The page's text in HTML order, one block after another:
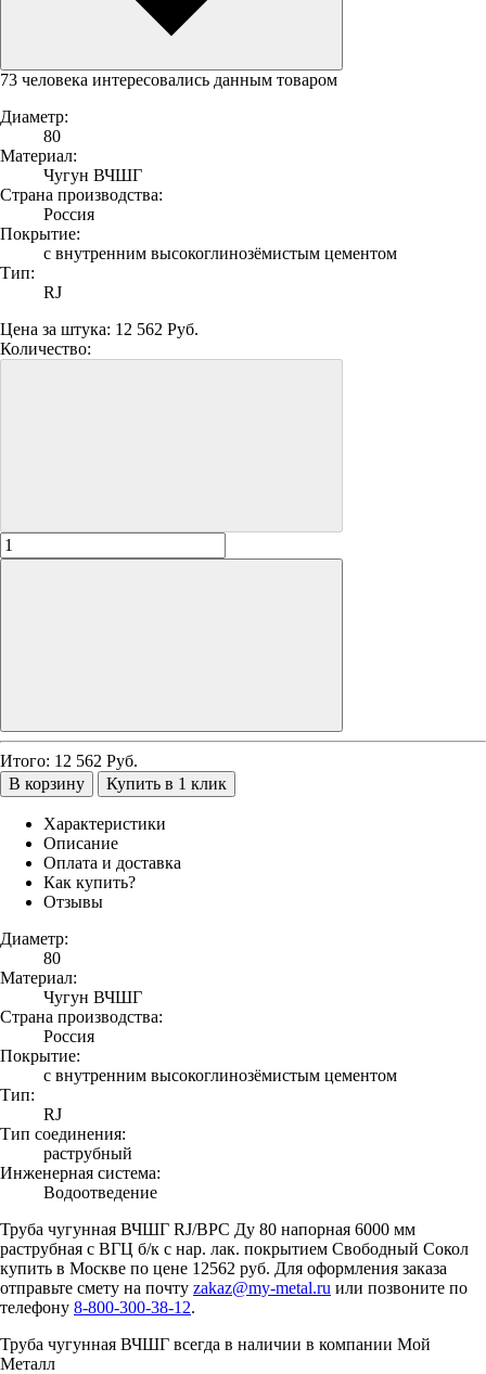
73 человека интересовались данным товаром
Диаметр:
80
Материал:
Чугун ВЧШГ
Страна производства:
Россия
Покрытие:
с внутренним высокоглинозёмистым цементом
Тип:
RJ
Цена за штука: 12 562 Руб.
Количество:
Итого: 12 562 Руб.
В корзину
Купить в 1 клик
Характеристики
Описание
Оплата и доставка
Как купить?
Отзывы
Диаметр:
80
Материал:
Чугун ВЧШГ
Страна производства:
Россия
Покрытие:
с внутренним высокоглинозёмистым цементом
Тип:
RJ
Тип соединения:
раструбный
Инженерная система:
Водоотведение
Труба чугунная ВЧШГ RJ/ВРС Ду 80 напорная 6000 мм
раструбная с ВГЦ б/к с нар. лак. покрытием Свободный Сокол
купить в Москве по цене 12562 руб. Для оформления заказа
отправьте смету на почту zakaz@my-metal.ru или позвоните по
телефону 8-800-300-38-12.
Труба чугунная ВЧШГ всегда в наличии в компании Мой
Металл